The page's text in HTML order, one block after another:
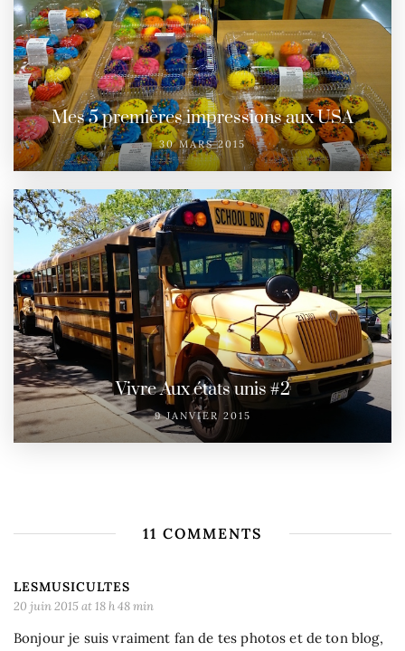
Mes 5 premières impressions aux USA
30 MARS 2015
Vivre Aux états unis #2
9 JANVIER 2015
11 COMMENTS
LESMUSICULTES
20 juin 2015 at 18 h 48 min
Bonjour je suis vraiment fan de tes photos et de ton blog,